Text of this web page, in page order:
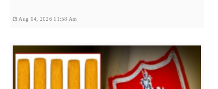
Aug 04, 2026 11:58 Am